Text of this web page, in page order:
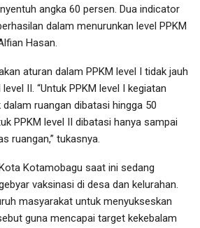
angka 60 persen. Dua indicator
dalam menurunkan level PPKM
Hasan.
aturan dalam PPKM level I tidak jauh
II. “Untuk PPKM level I kegiatan
ruangan dibatasi hingga 50
PPKM level II dibatasi hanya sampai
ruangan,” tukasnya.
Kotamobagu saat ini sedang
vaksinasi di desa dan kelurahan.
masyarakat untuk menyukseskan
guna mencapai target kekebalam